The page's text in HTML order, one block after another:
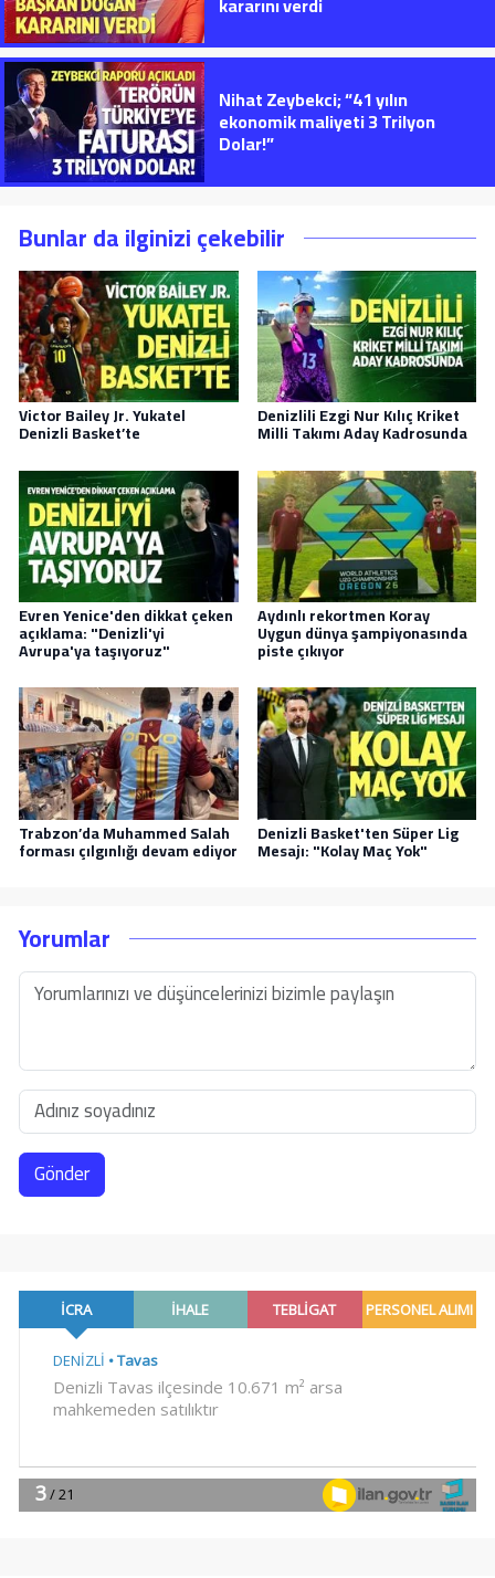
Nihat Zeybekci; “41 yılın
ekonomik maliyeti 3 Trilyon
Dolar!”
Bunlar da ilginizi çekebilir
Victor Bailey Jr. Yukatel
Denizli Basket’te
Denizlili Ezgi Nur Kılıç Kriket
Milli Takımı Aday Kadrosunda
Evren Yenice'den dikkat çeken
açıklama: "Denizli'yi
Avrupa'ya taşıyoruz"
Aydınlı rekortmen Koray
Uygun dünya şampiyonasında
piste çıkıyor
Trabzon’da Muhammed Salah
forması çılgınlığı devam ediyor
Denizli Basket'ten Süper Lig
Mesajı: "Kolay Maç Yok"
Yorumlar
Gönder